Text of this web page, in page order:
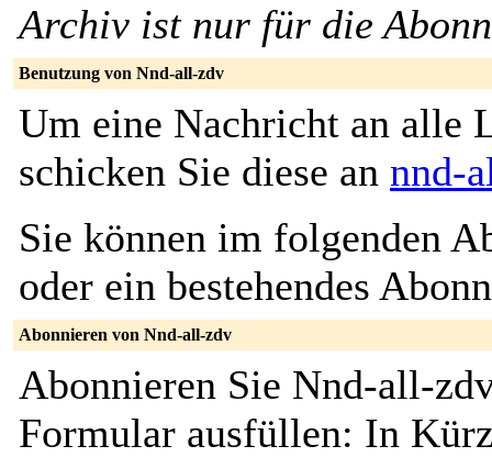
Archiv ist nur für die
Benutzung von Nnd-all-zdv
Um eine Nachricht an alle
schicken Sie diese an nnd-
Sie können im folgenden
oder ein bestehendes
Abonnieren von Nnd-all-zdv
Abonnieren Sie Nnd-all-
Formular ausfüllen: In